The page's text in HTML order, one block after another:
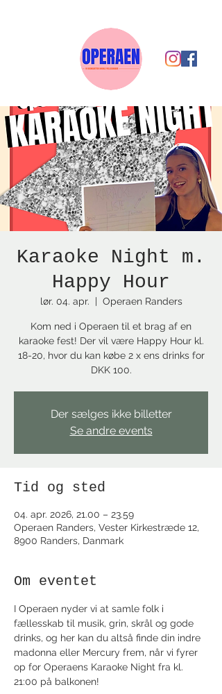
Karaoke Night m.
Happy Hour
lør. 04. apr.
  |
Operaen Randers
Kom ned i Operaen til et brag af en
karaoke fest! Der vil være Happy Hour kl.
18-20, hvor du kan købe 2 x ens drinks for
DKK 100.
Der sælges ikke billetter
Se andre events
Tid og sted
04. apr. 2026, 21.00 – 23.59
Operaen Randers, Vester Kirkestræde 12,
8900 Randers, Danmark
Om eventet
I Operaen nyder vi at samle folk i
fællesskab til musik, grin, skrål og gode
drinks, og her kan du altså finde din indre
madonna eller Mercury frem, når vi fyrer
op for Operaens Karaoke Night fra kl.
21:00 på balkonen!